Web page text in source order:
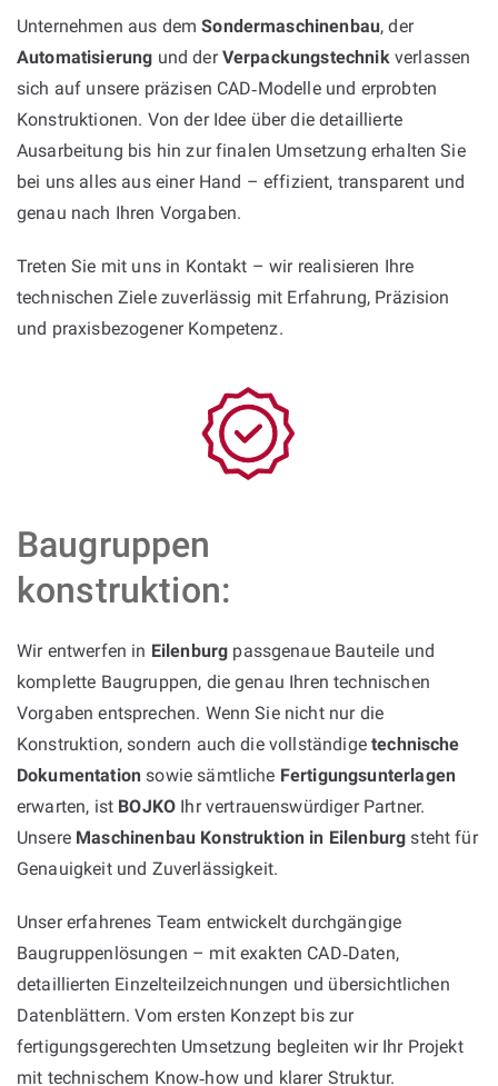
Unternehmen aus demSondermaschinenbau, der
Automatisierung und derVerpackungstechnikverlassen
sich auf unsere präzisen CAD‑Modelle und erprobten
Konstruktionen. Von der Idee über die detaillierte
Ausarbeitung bis hin zur finalen Umsetzung erhalten Sie
bei uns alles aus einer Hand – effizient, transparent und
genau nach Ihren Vorgaben.
Treten Sie mit uns in Kontakt – wir realisieren Ihre
technischen Ziele zuverlässig mit Erfahrung, Präzision
und praxisbezogener Kompetenz.
Baugruppen
konstruktion:
Wir entwerfen in Eilenburg passgenaue Bauteile und
komplette Baugruppen, die genau Ihren technischen
Vorgaben entsprechen. Wenn Sie nicht nur die
Konstruktion, sondern auch die vollständigetechnische
Dokumentation sowie sämtliche Fertigungsunterlagen
erwarten, ist BOJKO Ihr vertrauenswürdiger Partner.
Unsere Maschinenbau Konstruktion in Eilenburg steht für
Genauigkeit und Zuverlässigkeit.
Unser erfahrenes Team entwickelt durchgängige
Baugruppenlösungen – mit exakten CAD‑Daten,
detaillierten Einzelteilzeichnungen und übersichtlichen
Datenblättern. Vom ersten Konzept bis zur
fertigungsgerechten Umsetzung begleiten wir Ihr Projekt
mit technischem Know‑how und klarer Struktur.